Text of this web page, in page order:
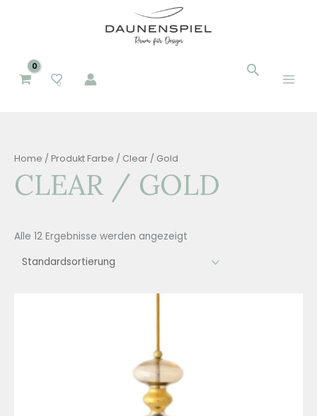
0
Suchen
Suchen
Home / Produkt Farbe / Clear / Gold
CLEAR / GOLD
Alle 12 Ergebnisse werden angezeigt